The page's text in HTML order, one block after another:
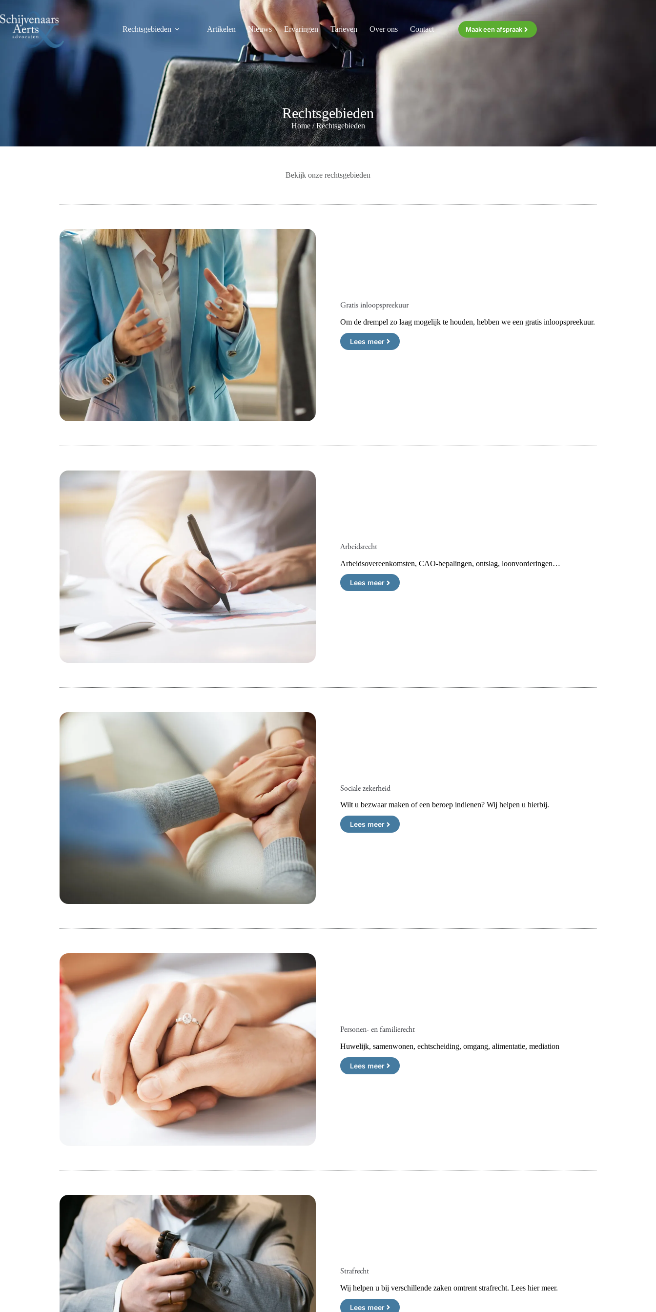
naar
de
inhoud
Rechtsgebieden Artikelen Nieuws Ervaringen Tarieven Over ons Contact Maak een afspraak
Rechtsgebieden
Home/Rechtsgebieden
Bekijk onze rechtsgebieden
Gratis inloopspreekuur
Om de drempel zo laag mogelijk te houden, hebben we een gratis inloopspreekuur.
Lees meer
Arbeidsrecht
Arbeidsovereenkomsten, CAO-bepalingen, ontslag, loonvorderingen…
Lees meer
Sociale zekerheid
Wilt u bezwaar maken of een beroep indienen? Wij helpen u hierbij.
Lees meer
Personen- en familierecht
Huwelijk, samenwonen, echtscheiding, omgang, alimentatie, mediation
Lees meer
Strafrecht
Wij helpen u bij verschillende zaken omtrent strafrecht. Lees hier meer.
Lees meer